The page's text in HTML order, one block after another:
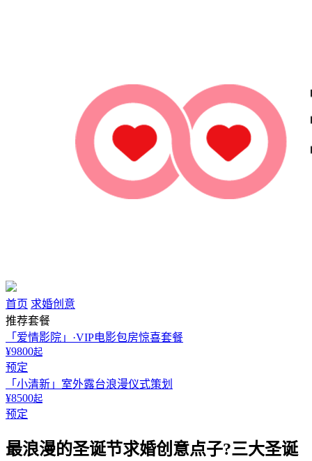
首页 求婚创意
推荐套餐
「爱情影院」·VIP电影包房惊喜套餐
¥9800起
预定
「小清新」室外露台浪漫仪式策划
¥8500起
预定
最浪漫的圣诞节求婚创意点子?三大圣诞